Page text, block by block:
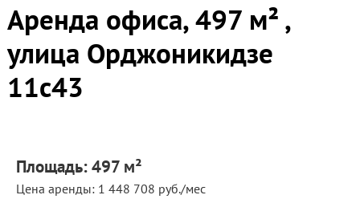
Аренда офиса, 497 м² ,
улица Орджоникидзе
11с43
Площадь: 497 м²
Цена аренды: 1 448 708 руб./мес